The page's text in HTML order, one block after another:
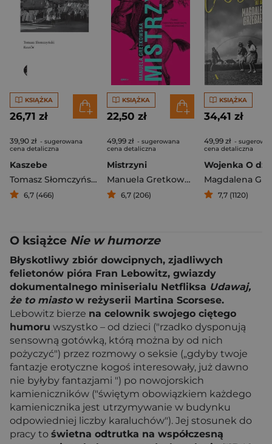
KSIĄŻKA
26,71 zł
39,90 zł - sugerowana
cena detaliczna
Kaszebe
Tomasz Słomczyński
6,7 (466)
KSIĄŻKA
22,50 zł
49,99 zł - sugerowana
cena detaliczna
Mistrzyni
Manuela Gretkowska
6,7 (206)
KSIĄŻKA
34,41 zł
49,99 zł -
cena detaliczna
7,7 (1120)
O książce Nie w humorze
Błyskotliwy zbiór dowcipnych, zjadliwych
felietonów pióra Fran Lebowitz, gwiazdy
dokumentalnego miniserialu Netfliksa Udawaj,
że to miastow reżyserii Martina Scorsese.
Lebowitz bierze na celownik swojego ciętego
humoru wszystko – od dzieci ("rzadko dysponują
sensowną gotówką, którą można by od nich
pożyczyć") przez rozmowy o seksie („gdyby twoje
fantazje erotyczne kogoś interesowały, już dawno
nie byłyby fantazjami ") po nowojorskich
kamieniczników ("świętym obowiązkiem każdego
kamienicznika jest utrzymywanie w budynku
odpowiedniej liczby karaluchów"). Jej stosunek do
pracy to świetna odtrutka na współczesną